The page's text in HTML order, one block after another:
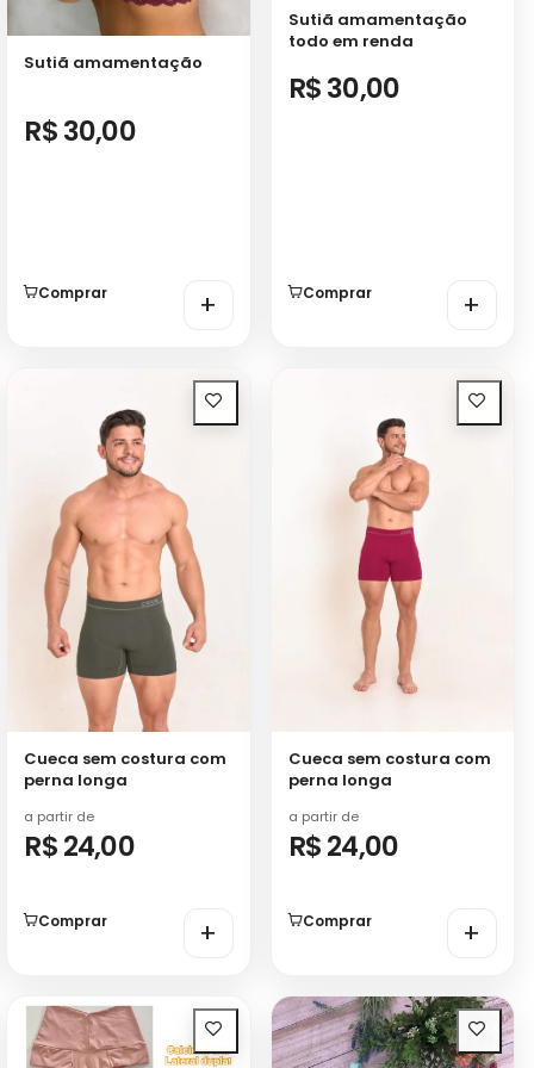
Sutiã amamentação
R$ 30,00
Comprar +
Sutiã amamentação
todo em renda
R$ 30,00
Comprar +
Cueca sem costura com
perna longa
a partir de
R$ 24,00
Comprar +
Cueca sem costura com
perna longa
a partir de
R$ 24,00
Comprar +